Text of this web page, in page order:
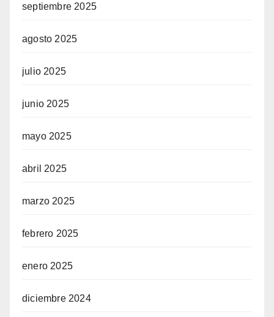
septiembre 2025
agosto 2025
julio 2025
junio 2025
mayo 2025
abril 2025
marzo 2025
febrero 2025
enero 2025
diciembre 2024